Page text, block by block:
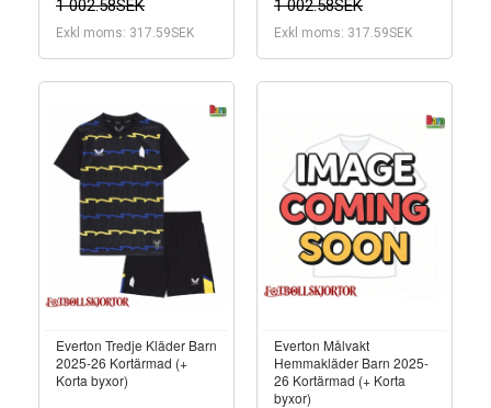
1 002.58SEK
Exkl moms: 317.59SEK
1 002.58SEK
Exkl moms: 317.59SEK
Everton Tredje Kläder Barn
2025-26 Kortärmad (+
Korta byxor)
Everton Målvakt
Hemmakläder Barn 2025-
26 Kortärmad (+ Korta
byxor)